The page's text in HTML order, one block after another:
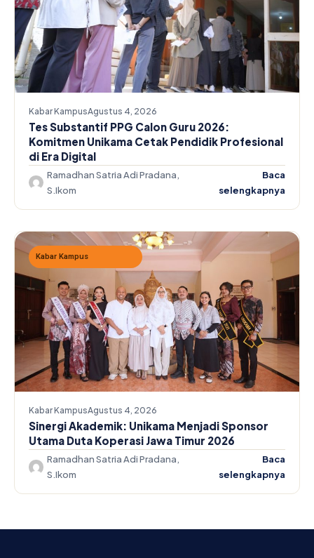
Kabar KampusAgustus 4, 2026
Tes Substantif PPG Calon Guru 2026:
Komitmen Unikama Cetak Pendidik Profesional
di Era Digital
Ramadhan Satria Adi Pradana,
S.Ikom
Baca
selengkapnya
Kabar Kampus
Kabar KampusAgustus 4, 2026
Sinergi Akademik: Unikama Menjadi Sponsor
Utama Duta Koperasi Jawa Timur 2026
Ramadhan Satria Adi Pradana,
S.Ikom
Baca
selengkapnya